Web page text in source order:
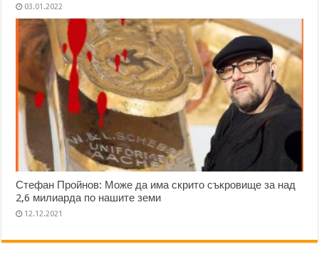
03.01.2022
Стефан Пройнов: Може да има скрито съкровище за над
2,6 милиарда по нашите земи
12.12.2021